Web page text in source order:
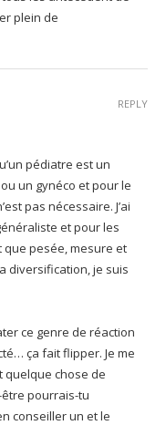
plein de
pédiatre est un
un gynéco et pour le
pas nécessaire. J’ai
et pour les
que pesée, mesure et
diversification, je suis
ce genre de réaction
ça fait flipper. Je me
quelque chose de
pourrais-tu
conseiller un et le
REPLY